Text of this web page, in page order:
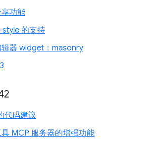
功能
的支持
辑器 widget：masonry
代码建议
MCP 服务器的增强功能